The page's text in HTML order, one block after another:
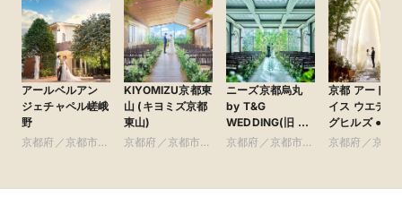
アールベルアン
ジェチャペル嵯峨
野
京都府／京都市・
KIYOMIZU京都東
山 (キヨミズ京都
東山)
京都府／京都市・
ニーズ京都烏丸
by T&G
WEDDING(旧 イ
ンスタイルウェ
京都府／京都市・
京都 アートグ
イス ウエディ
グヒルズ ●ベスト
ブライダル グ
京都府／京都